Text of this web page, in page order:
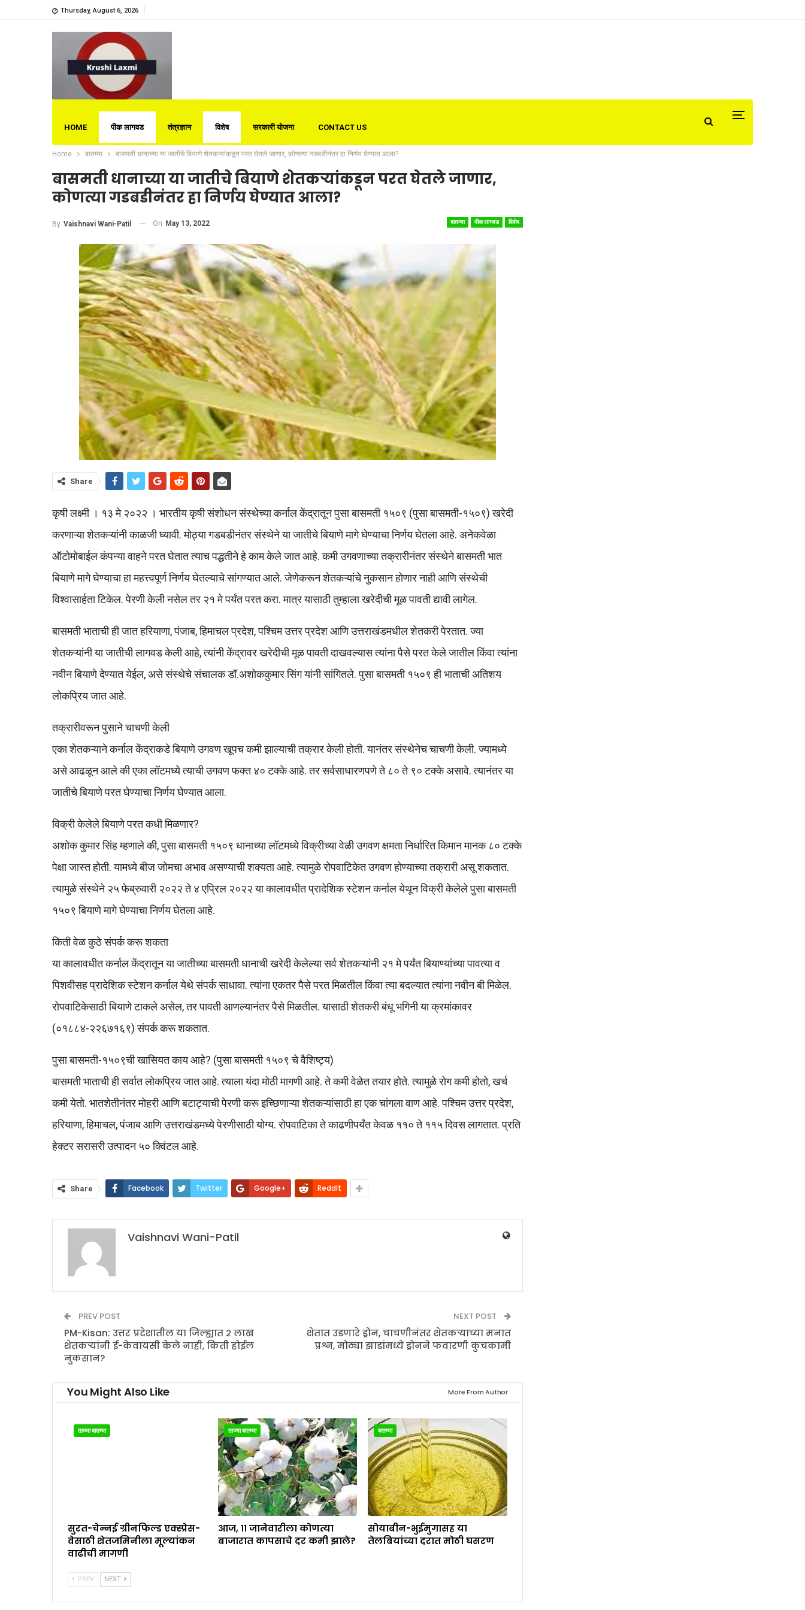
Thursday, August 6, 2026
HOME पीक लागवड तंत्रज्ञान विशेष सरकारी योजना CONTACT US
Home बातम्या बासमती धानाच्या या जातीचे बियाणे शेतकऱ्यांकडून परत घेतले जाणार, कोणत्या गडबडीनंतर हा निर्णय घेण्यात आला?
बासमती धानाच्या या जातीचे बियाणे शेतकऱ्यांकडून परत घेतले जाणार,
कोणत्या गडबडीनंतर हा निर्णय घेण्यात आला?
बातम्या पीक लागवड विशेष
By Vaishnavi Wani-Patil On May 13, 2022
Share
कृषी लक्ष्मी । १३ मे २०२२ । भारतीय कृषी संशोधन संस्थेच्या कर्नाल केंद्रातून पुसा बासमती १५०९ (पुसा बासमती-१५०९) खरेदी
करणाऱ्या शेतकऱ्यांनी काळजी घ्यावी. मोठ्या गडबडीनंतर संस्थेने या जातीचे बियाणे मागे घेण्याचा निर्णय घेतला आहे. अनेकवेळा
ऑटोमोबाईल कंपन्या वाहने परत घेतात त्याच पद्धतीने हे काम केले जात आहे. कमी उगवणाच्या तक्रारीनंतर संस्थेने बासमती भात
बियाणे मागे घेण्याचा हा महत्त्वपूर्ण निर्णय घेतल्याचे सांगण्यात आले. जेणेकरून शेतकऱ्यांचे नुकसान होणार नाही आणि संस्थेची
विश्वासार्हता टिकेल. पेरणी केली नसेल तर २१ मे पर्यंत परत करा. मात्र यासाठी तुम्हाला खरेदीची मूळ पावती द्यावी लागेल.
बासमती भाताची ही जात हरियाणा, पंजाब, हिमाचल प्रदेश, पश्चिम उत्तर प्रदेश आणि उत्तराखंडमधील शेतकरी पेरतात. ज्या
शेतकऱ्यांनी या जातीची लागवड केली आहे, त्यांनी केंद्रावर खरेदीची मूळ पावती दाखवल्यास त्यांना पैसे परत केले जातील किंवा त्यांना
नवीन बियाणे देण्यात येईल, असे संस्थेचे संचालक डॉ.अशोककुमार सिंग यांनी सांगितले. पुसा बासमती १५०९ ही भाताची अतिशय
लोकप्रिय जात आहे.
तक्रारीवरून पुसाने चाचणी केली
एका शेतकऱ्याने कर्नाल केंद्राकडे बियाणे उगवण खूपच कमी झाल्याची तक्रार केली होती. यानंतर संस्थेनेच चाचणी केली. ज्यामध्ये
असे आढळून आले की एका लॉटमध्ये त्याची उगवण फक्त ४० टक्के आहे. तर सर्वसाधारणपणे ते ८० ते ९० टक्के असावे. त्यानंतर या
जातीचे बियाणे परत घेण्याचा निर्णय घेण्यात आला.
विक्री केलेले बियाणे परत कधी मिळणार?
अशोक कुमार सिंह म्हणाले की, पुसा बासमती १५०९ धानाच्या लॉटमध्ये विक्रीच्या वेळी उगवण क्षमता निर्धारित किमान मानक ८० टक्के
पेक्षा जास्त होती. यामध्ये बीज जोमचा अभाव असण्याची शक्यता आहे. त्यामुळे रोपवाटिकेत उगवण होण्याच्या तक्रारी असू शकतात.
त्यामुळे संस्थेने २५ फेब्रुवारी २०२२ ते ४ एप्रिल २०२२ या कालावधीत प्रादेशिक स्टेशन कर्नाल येथून विक्री केलेले पुसा बासमती
१५०९ बियाणे मागे घेण्याचा निर्णय घेतला आहे.
किती वेळ कुठे संपर्क करू शकता
या कालावधीत कर्नाल केंद्रातून या जातीच्या बासमती धानाची खरेदी केलेल्या सर्व शेतकऱ्यांनी २१ मे पर्यंत बियाण्यांच्या पावत्या व
पिशवीसह प्रादेशिक स्टेशन कर्नाल येथे संपर्क साधावा. त्यांना एकतर पैसे परत मिळतील किंवा त्या बदल्यात त्यांना नवीन बी मिळेल.
रोपवाटिकेसाठी बियाणे टाकले असेल, तर पावती आणल्यानंतर पैसे मिळतील. यासाठी शेतकरी बंधू भगिनी या क्रमांकावर
(०१८८४-२२६७१६९) संपर्क करू शकतात.
पुसा बासमती-१५०९ची खासियत काय आहे? (पुसा बासमती १५०९ चे वैशिष्ट्य)
बासमती भाताची ही सर्वात लोकप्रिय जात आहे. त्याला यंदा मोठी मागणी आहे. ते कमी वेळेत तयार होते. त्यामुळे रोग कमी होतो, खर्च
कमी येतो. भातशेतीनंतर मोहरी आणि बटाट्याची पेरणी करू इच्छिणाऱ्या शेतकऱ्यांसाठी हा एक चांगला वाण आहे. पश्चिम उत्तर प्रदेश,
हरियाणा, हिमाचल, पंजाब आणि उत्तराखंडमध्ये पेरणीसाठी योग्य. रोपवाटिका ते काढणीपर्यंत केवळ ११० ते ११५ दिवस लागतात. प्रति
हेक्टर सरासरी उत्पादन ५० क्विंटल आहे.
Share Facebook Twitter Google+ ReddIt
Vaishnavi Wani-Patil
PREV POST
PM-Kisan: उत्तर प्रदेशातील या जिल्ह्यात २ लाख
शेतकऱ्यांनी ई-केवायसी केले नाही, किती होईल
नुकसान?
NEXT POST
शेतात उडणारे ड्रोन, चाचणीनंतर शेतकऱ्याच्या मनात
प्रश्न, मोठ्या झाडांमध्ये ड्रोनने फवारणी कुचकामी
You Might Also Like More From Author
ताज्या बातम्या
सुरत-चेन्नई ग्रीनफिल्ड एक्स्प्रेस-
वेसाठी शेतजमिनीला मूल्यांकन
वाढीची मागणी
ताज्या बातम्या
आज, ११ जानेवारीला कोणत्या
बाजारात कापसाचे दर कमी झाले?
बातम्या
सोयाबीन-भुईमुगासह या
तेलबियांच्या दरात मोठी घसरण
PREV NEXT